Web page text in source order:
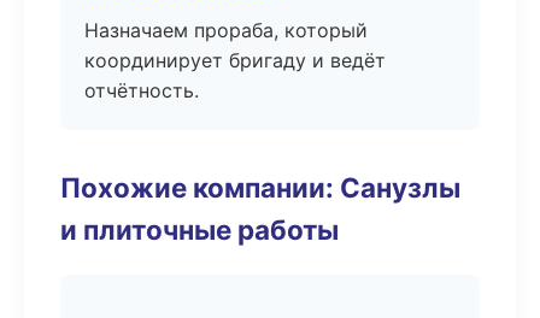
Назначаем прораба, который
координирует бригаду и ведёт
отчётность.
Похожие компании: Санузлы
и плиточные работы